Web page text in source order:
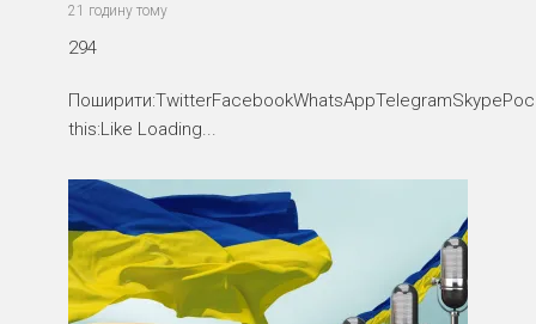
21 годину тому
294
this:Like Loading...